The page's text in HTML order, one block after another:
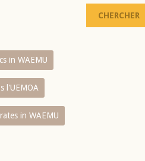
in WAEMU
l'UEMOA
in WAEMU